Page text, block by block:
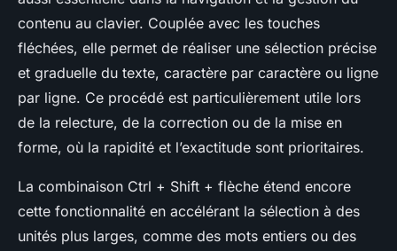
contenu au clavier. Couplée avec les touches
fléchées, elle permet de réaliser une sélection précise
et graduelle du texte, caractère par caractère ou ligne
par ligne. Ce procédé est particulièrement utile lors
de la relecture, de la correction ou de la mise en
forme, où la rapidité et l’exactitude sont prioritaires.
La combinaison Ctrl + Shift + flèche étend encore
cette fonctionnalité en accélérant la sélection à des
unités plus larges, comme des mots entiers ou des